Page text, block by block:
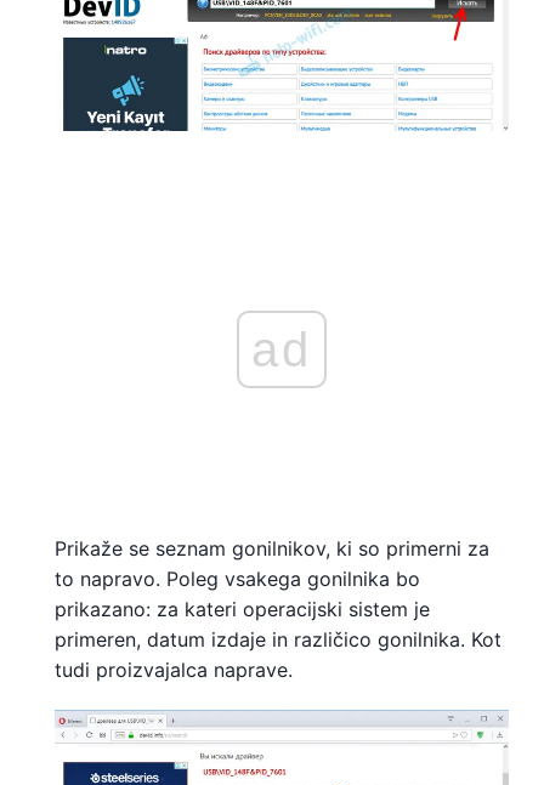
ad
Prikaže se seznam gonilnikov, ki so primerni za
to napravo. Poleg vsakega gonilnika bo
prikazano: za kateri operacijski sistem je
primeren, datum izdaje in različico gonilnika. Kot
tudi proizvajalca naprave.